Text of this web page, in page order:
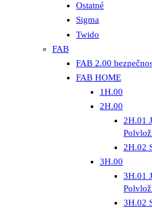
Ostatné
Sigma
Twido
FAB
FAB 2.00
FAB HOME
1H.00
2H.00
2H.01
2H.02
3H.00
3H.01
3H.02